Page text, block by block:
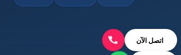
اتصل الآن